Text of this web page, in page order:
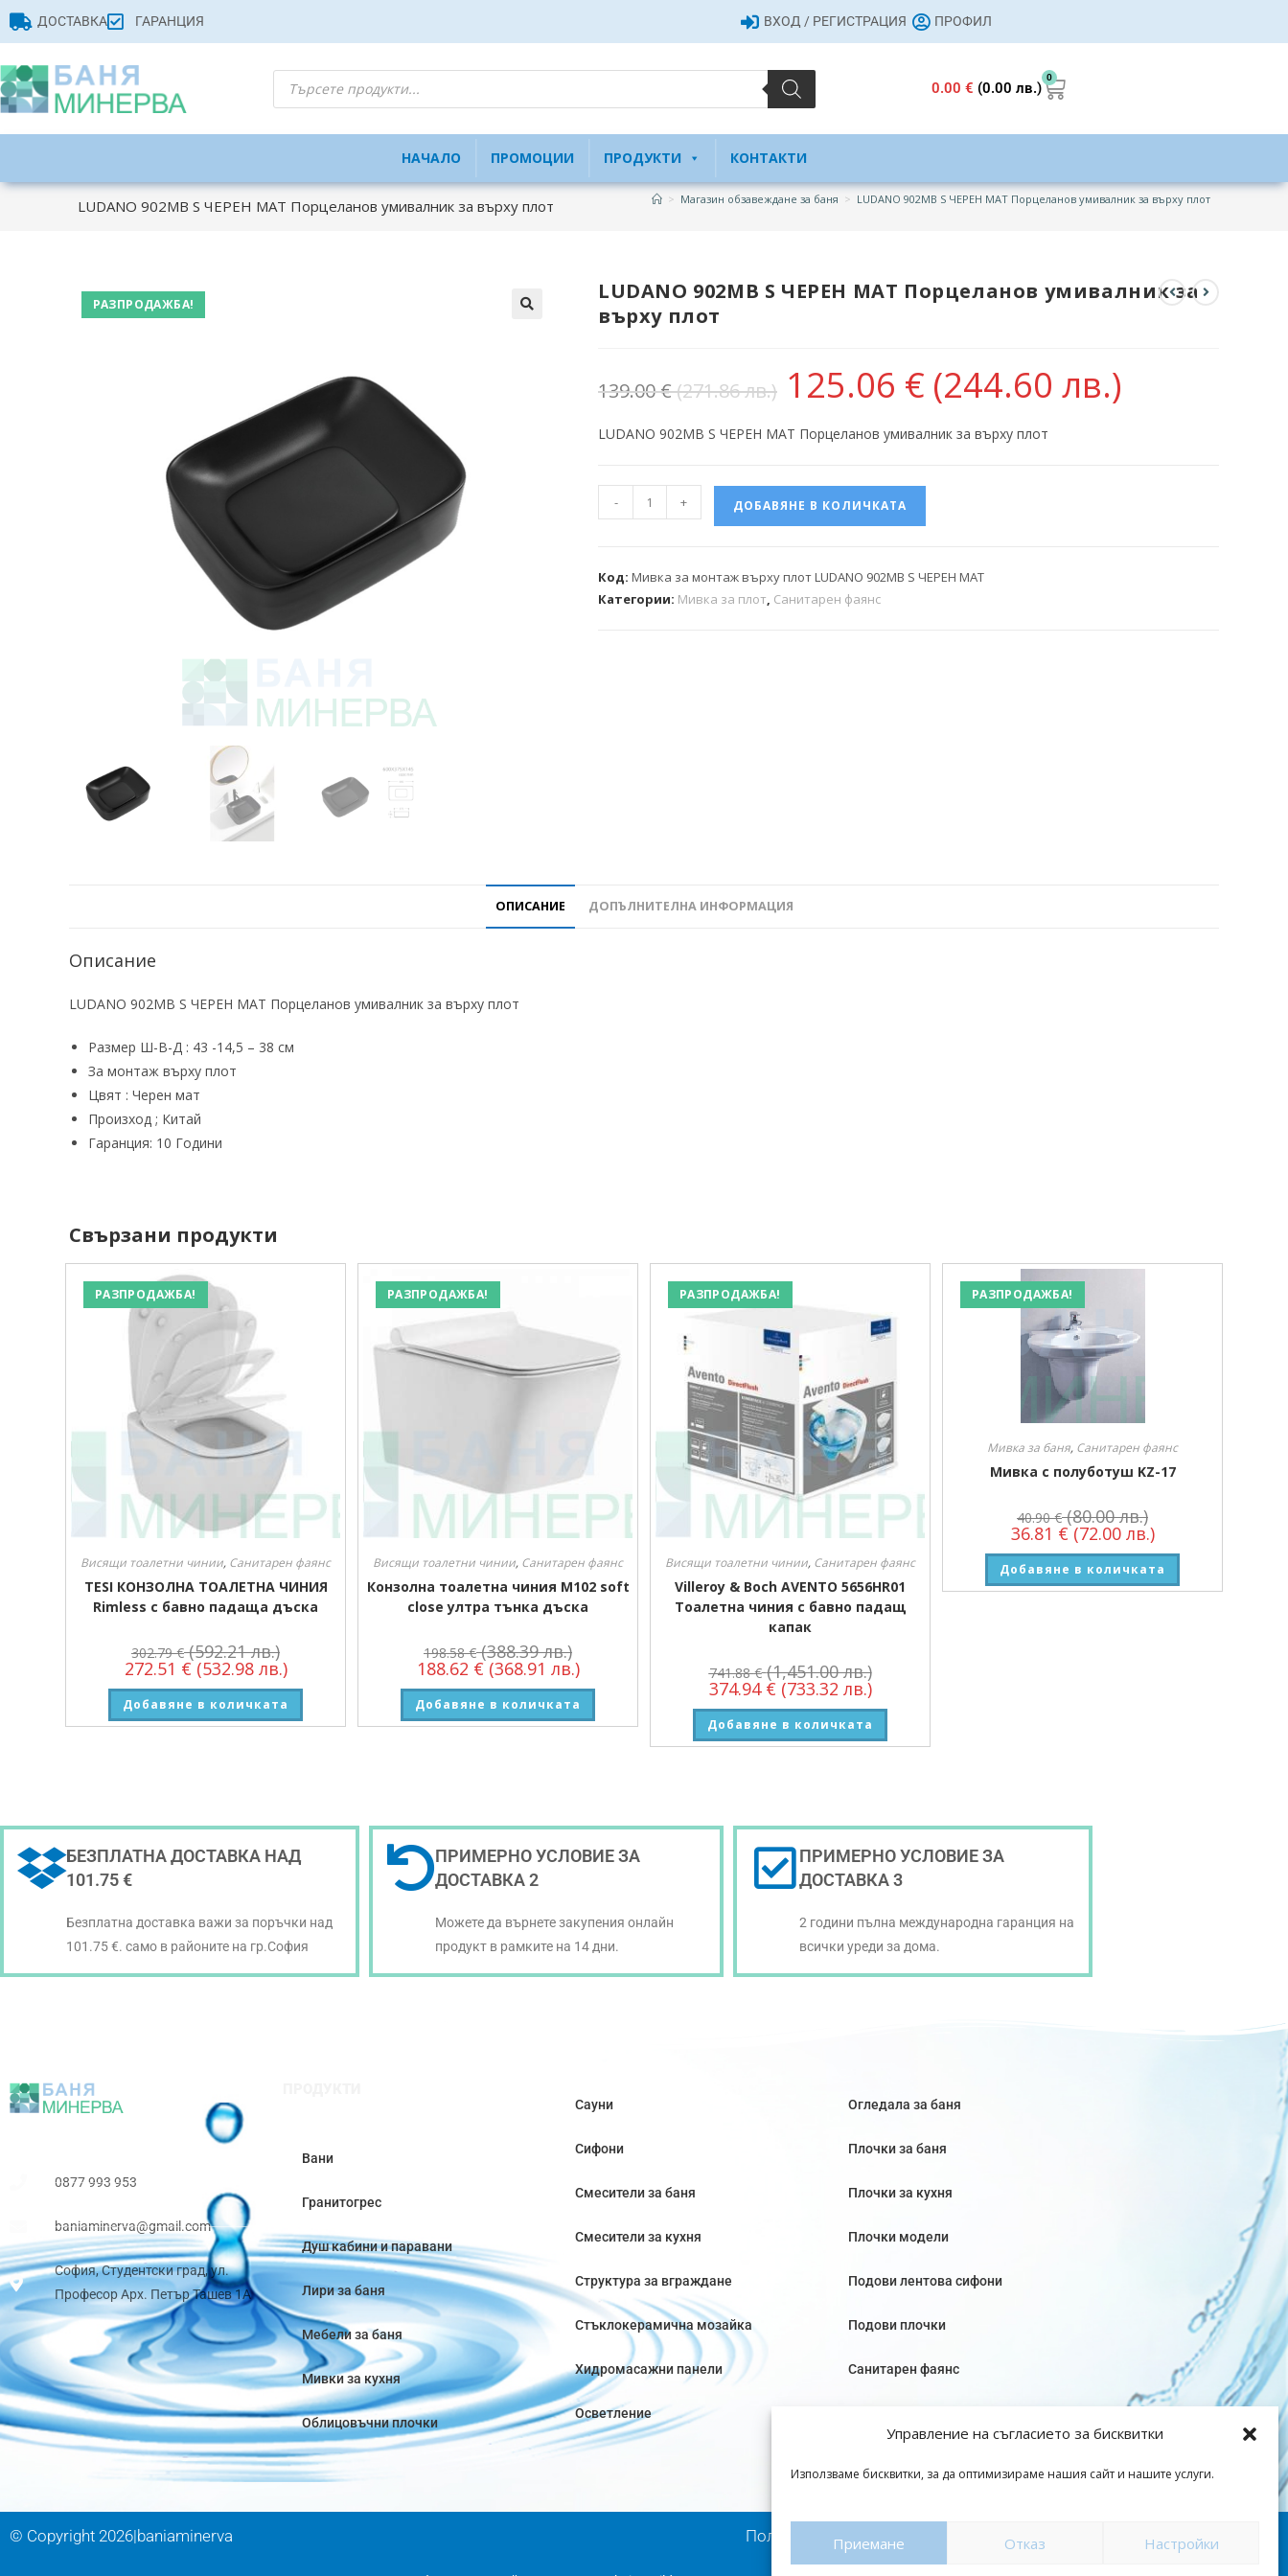
Управление на съгласието за бисквитки
Използваме бисквитки, за да оптимизираме нашия сайт и нашите услуги.
Приемане Отказ Настройки
ДОСТАВКА ГАРАНЦИЯ ВХОД / РЕГИСТРАЦИЯ ПРОФИЛ
0.00€ (0.00 лв.)
0
НАЧАЛО ПРОМОЦИИ ПРОДУКТИ КОНТАКТИ
LUDANO 902MB S ЧЕРЕН МАТ Порцеланов умивалник за върху плот > Магазин обзавеждане за баня > LUDANO 902MB S ЧЕРЕН МАТ Порцеланов умивалник за върху плот
РАЗПРОДАЖБА!
LUDANO 902MB S ЧЕРЕН МАТ Порцеланов умивалник за
върху плот
139.00€(271.86 лв.) 125.06 € (244.60 лв.)
LUDANO 902MB S ЧЕРЕН МАТ Порцеланов умивалник за върху плот
- + ДОБАВЯНЕ В КОЛИЧКАТА
Код: Мивка за монтаж върху плот LUDANO 902MB S ЧЕРЕН МАТ
Категории: Мивка за плот, Санитарен фаянс
ОПИСАНИЕ ДОПЪЛНИТЕЛНА ИНФОРМАЦИЯ
Описание
LUDANO 902MB S ЧЕРЕН МАТ Порцеланов умивалник за върху плот
Размер Ш-В-Д : 43 -14,5 – 38 см
За монтаж върху плот
Цвят : Черен мат
Произход ; Китай
Гаранция: 10 Години
Свързани продукти
РАЗПРОДАЖБА!
Висящи тоалетни чинии, Санитарен фаянс
TESI КОНЗОЛНА ТОАЛЕТНА ЧИНИЯ
Rimless с бавно падаща дъска
302.79€ (592.21 лв.)
272.51 € (532.98 лв.)
Добавяне в количката
РАЗПРОДАЖБА!
Висящи тоалетни чинии, Санитарен фаянс
Конзолна тоалетна чиния М102 soft
close ултра тънка дъска
198.58€ (388.39 лв.)
188.62 € (368.91 лв.)
Добавяне в количката
РАЗПРОДАЖБА!
Висящи тоалетни чинии, Санитарен фаянс
Villeroy & Boch AVENTO 5656HR01
Тоалетна чиния с бавно падащ
капак
741.88€ (1,451.00 лв.)
374.94 € (733.32 лв.)
Добавяне в количката
РАЗПРОДАЖБА!
Мивка за баня, Санитарен фаянс
Мивка с полуботуш KZ-17
40.90€ (80.00 лв.)
36.81 € (72.00 лв.)
Добавяне в количката
БЕЗПЛАТНА ДОСТАВКА НАД
101.75 €
Безплатна доставка важи за поръчки над
101.75 €. само в районите на гр.София
ПРИМЕРНО УСЛОВИЕ ЗА
ДОСТАВКА 2
Можете да върнете закупения онлайн
продукт в рамките на 14 дни.
ПРИМЕРНО УСЛОВИЕ ЗА
ДОСТАВКА 3
2 години пълна международна гаранция на
всички уреди за дома.
0877 993 953
baniaminerva@gmail.com
София, Студентски град, ул.
Професор Арх. Петър Ташев 1А
Вани
Гранитогрес
Душ кабини и паравани
Лири за баня
Мебели за баня
Мивки за кухня
Облицовъчни плочки
Сауни
Сифони
Смесители за баня
Смесители за кухня
Структура за вграждане
Стъклокерамична мозайка
Хидромасажни панели
Осветление
Огледала за баня
Плочки за баня
Плочки за кухня
Плочки модели
Подови лентова сифони
Подови плочки
Санитарен фаянс
© Copyright 2026|baniaminerva Политика за поверителност Общи условия